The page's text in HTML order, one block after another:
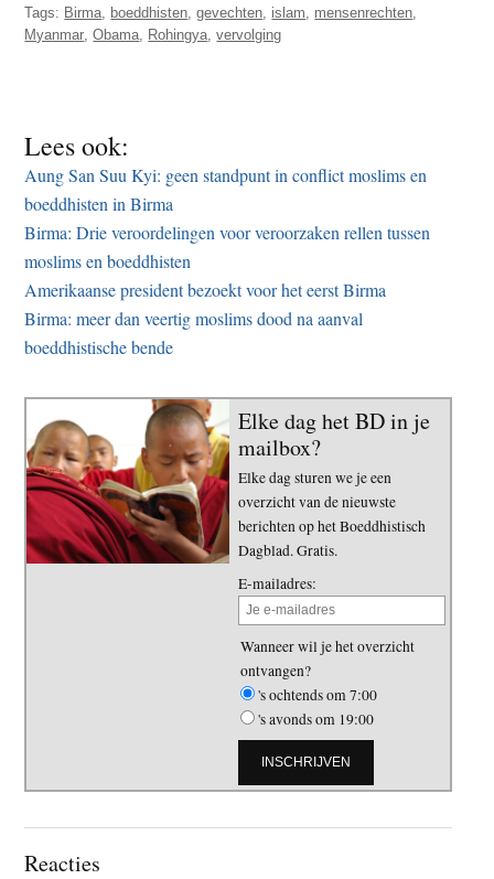
Tags: Birma boeddhisten ,gevechten islam mensenrechten
Myanmar ,Obama Rohingya ,vervolging
Lees ook:
Aung San Suu Kyi: geen standpunt in conflict moslims en
boeddhisten in Birma
Birma: Drie veroordelingen voor veroorzaken rellen tussen
moslims en boeddhisten
Amerikaanse president bezoekt voor het eerst Birma
Birma: meer dan veertig moslims dood na aanval
boeddhistische bende
Elke dag het BD in je
mailbox?
Elke dag sturen we je een
overzicht van de nieuwste
berichten op het Boeddhistisch
Dagblad. Gratis.
E-mailadres:
Wanneer wil je het overzicht
ontvangen?
's ochtends om 7:00
's avonds om 19:00
Lees
Reacties